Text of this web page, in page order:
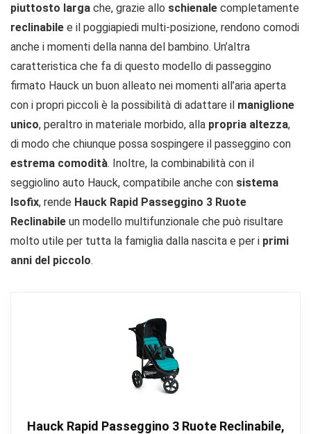
piuttosto larga che, grazie allo schienale completamente
reclinabile e il poggiapiedi multi-posizione, rendono comodi
anche i momenti della nanna del bambino. Un’altra
caratteristica che fa di questo modello di passeggino
firmato Hauck un buon alleato nei momenti all’aria aperta
con i propri piccoli è la possibilità di adattare il maniglione
unico, peraltro in materiale morbido, alla propria altezza,
di modo che chiunque possa sospingere il passeggino con
estrema comodità. Inoltre, la combinabilità con il
seggiolino auto Hauck, compatibile anche con sistema
Isofix, rende Hauck Rapid Passeggino 3 Ruote
Reclinabile un modello multifunzionale che può risultare
molto utile per tutta la famiglia dalla nascita e per i primi
anni del piccolo.
Hauck Rapid Passeggino 3 Ruote Reclinabile,